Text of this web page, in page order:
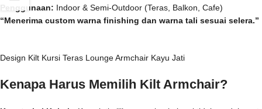
Penggunaan: Indoor & Semi-Outdoor (Teras, Balkon, Cafe)
“Menerima custom warna finishing dan warna tali sesuai selera.”
Design Kilt Kursi Teras Lounge Armchair Kayu Jati
Kenapa Harus Memilih Kilt Armchair?